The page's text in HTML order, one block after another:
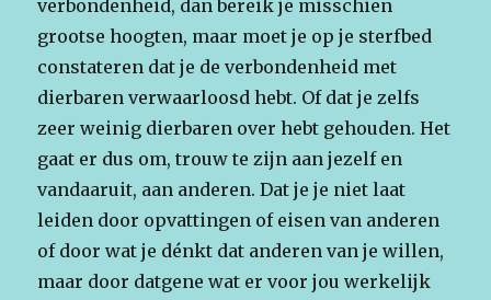
verbondenheid, dan bereik je misschien
grootse hoogten, maar moet je op je sterfbed
constateren dat je de verbondenheid met
dierbaren verwaarloosd hebt. Of dat je zelfs
zeer weinig dierbaren over hebt gehouden. Het
gaat er dus om, trouw te zijn aan jezelf en
vandaaruit, aan anderen. Dat je je niet laat
leiden door opvattingen of eisen van anderen
of door wat je dénkt dat anderen van je willen,
maar door datgene wat er voor jou werkelijk